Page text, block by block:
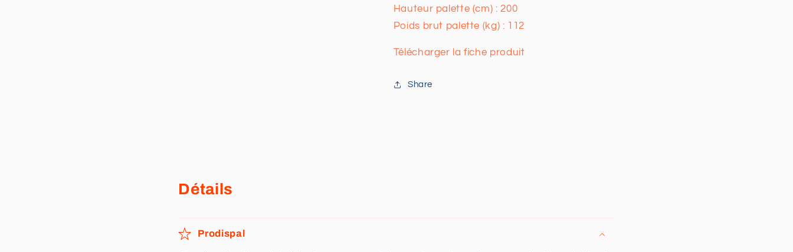
Hauteur palette (cm) : 200
Poids brut palette (kg) : 112
Télécharger la fiche produit
Share
Détails
Prodispal